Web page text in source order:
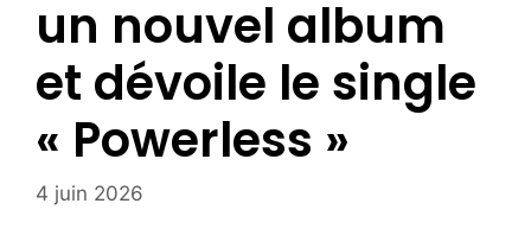
un nouvel album
et dévoile le single
« Powerless »
4 juin 2026